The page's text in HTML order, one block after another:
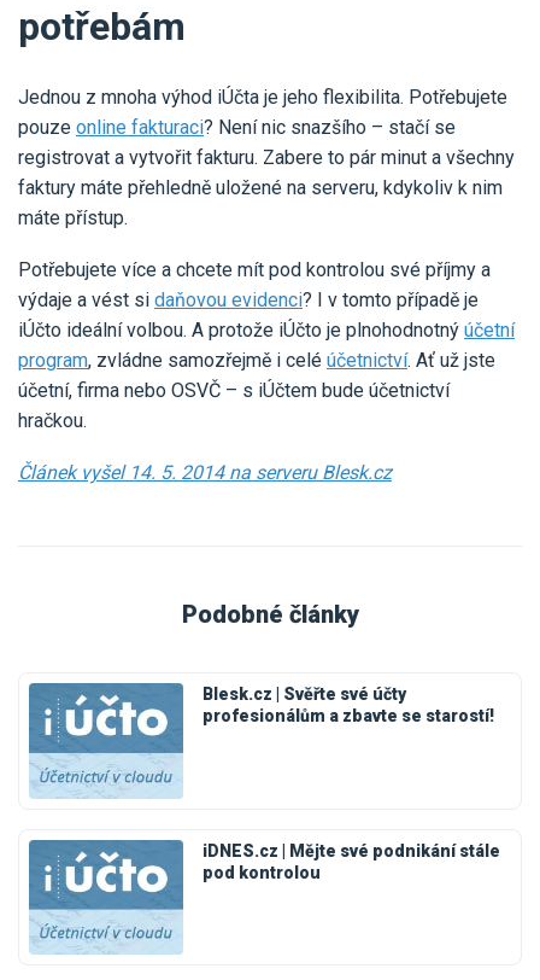
potřebám
Jednou z mnoha výhod iÚčta je jeho flexibilita. Potřebujete
pouze online fakturaci? Není nic snazšího – stačí se
registrovat a vytvořit fakturu. Zabere to pár minut a všechny
faktury máte přehledně uložené na serveru, kdykoliv k nim
máte přístup.
Potřebujete více a chcete mít pod kontrolou své příjmy a
výdaje a vést si daňovou evidenci? I v tomto případě je
iÚčto ideální volbou. A protože iÚčto je plnohodnotný účetní
program, zvládne samozřejmě i celé účetnictví. Ať už jste
účetní, firma nebo OSVČ – s iÚčtem bude účetnictví
hračkou.
Článek vyšel 14. 5. 2014 na serveru Blesk.cz
Podobné články
Blesk.cz | Svěřte své účty
profesionálům a zbavte se starostí!
iDNES.cz | Mějte své podnikání stále
pod kontrolou